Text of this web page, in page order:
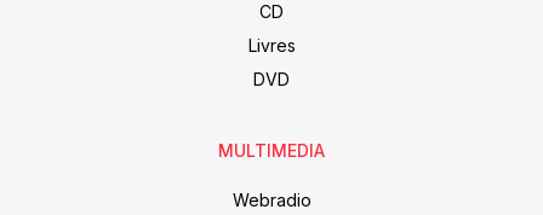
CD
Livres
DVD
MULTIMEDIA
Webradio